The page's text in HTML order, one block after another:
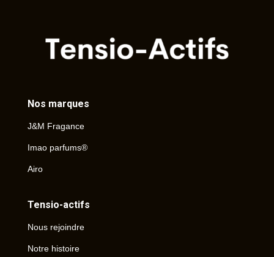
Nos marques
J&M Fragance
Imao parfums®
Airo
Tensio-actifs
Nous rejoindre
Notre histoire